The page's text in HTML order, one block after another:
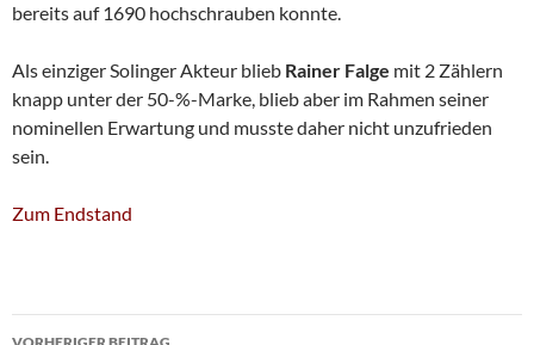
bereits auf 1690 hochschrauben konnte.
Als einziger Solinger Akteur blieb Rainer Falge mit 2 Zählern
knapp unter der 50-%-Marke, blieb aber im Rahmen seiner
nominellen Erwartung und musste daher nicht unzufrieden
sein.
Zum Endstand
Beitragsnavigation